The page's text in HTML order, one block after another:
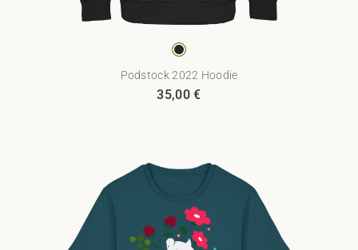
Podstock 2022 Hoodie
35,00€